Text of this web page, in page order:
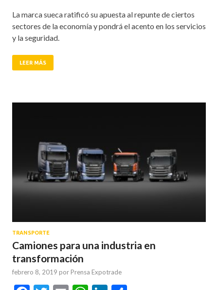
La marca sueca ratificó su apuesta al repunte de ciertos
sectores de la economía y pondrá el acento en los servicios
y la seguridad.
LEER MÁS
TRANSPORTE
Camiones para una industria en
transformación
febrero 8, 2019 por Prensa Expotrade